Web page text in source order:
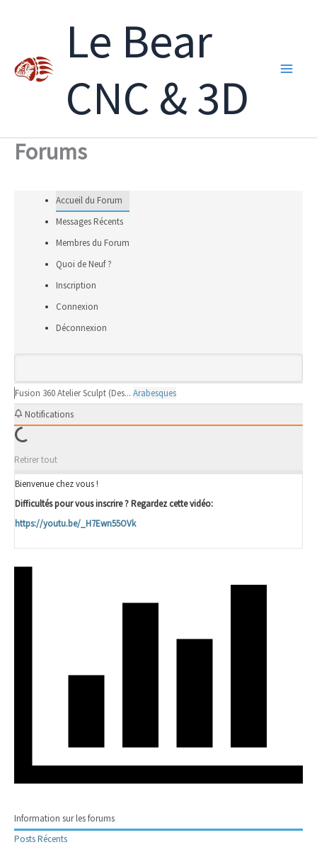
Le Bear
CNC & 3D
Forums
Accueil du Forum
Messages Récents
Membres du Forum
Quoi de Neuf ?
Inscription
Connexion
Déconnexion
Fusion 360Atelier Sculpt (Des... Arabesques
Notifications
Retirer tout
Bienvenue chez vous !
Difficultés pour vous inscrire ? Regardez cette vidéo:
https://youtu.be/_H7Ewn55OVk
Information sur les forums
Posts Récents